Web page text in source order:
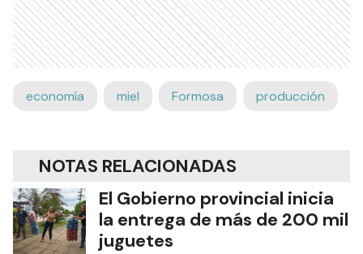
economía miel Formosa producción
NOTAS RELACIONADAS
El Gobierno provincial inicia
la entrega de más de 200 mil
juguetes